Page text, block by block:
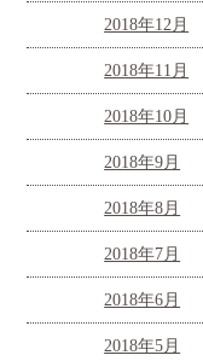
2018年12月
2018年11月
2018年10月
2018年9月
2018年8月
2018年7月
2018年6月
2018年5月